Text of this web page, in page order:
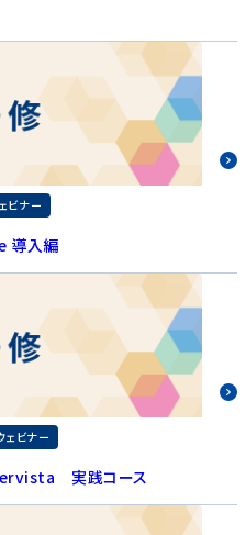
ビナー
導入編
ェビナー
実践コース